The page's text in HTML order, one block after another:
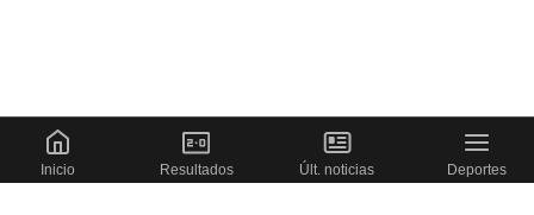
Inicio Resultados Últ. noticias Deportes